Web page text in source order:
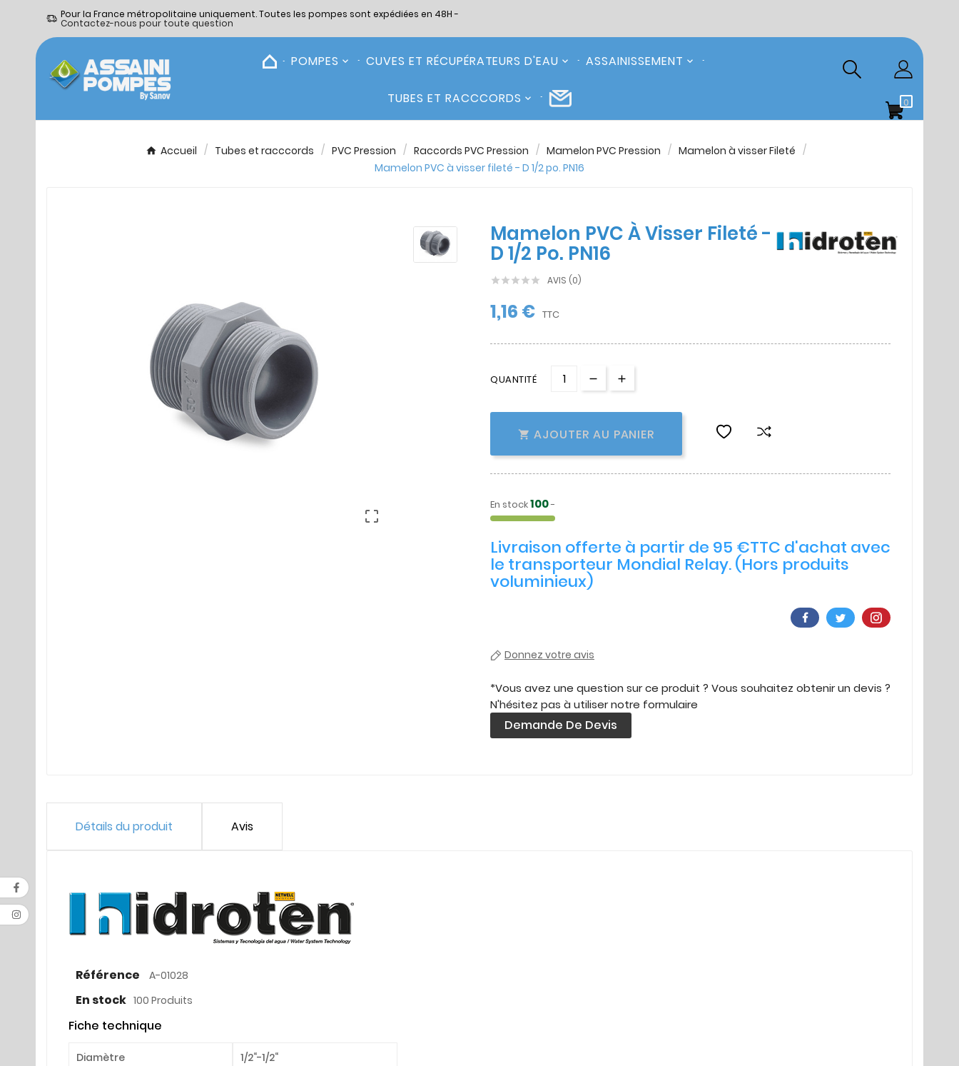
Pour la France métropolitaine uniquement. Toutes les pompes sont expédiées en 48H -
Contactez-nous pour toute question
POMPES CUVES ET RÉCUPÉRATEURS D'EAU ASSAINISSEMENT
TUBES ET RACCCORDS 0
Accueil Tubes et racccords PVC Pression Raccords PVC Pression Mamelon PVC Pression
Mamelon à visser Fileté
Mamelon PVC à visser fileté - D 1/2 po. PN16

Mamelon PVC À Visser Fileté -
D 1/2 Po. PN16
     AVIS (0)
1,16 € TTC
QUANTITÉ
 AJOUTER AU PANIER
En stock100-
Livraison offerte à partir de 95 €TTC d'achat avec
le transporteur Mondial Relay. (Hors produits
voluminieux)
Donnez votre avis
*Vous avez une question sur ce produit ? Vous souhaitez obtenir un devis ?
N'hésitez pas à utiliser notre formulaire
Demande De Devis
Détails du produit Avis
Référence A-01028
En stock 100 Produits
Fiche technique
Diamètre 1/2“-1/2“